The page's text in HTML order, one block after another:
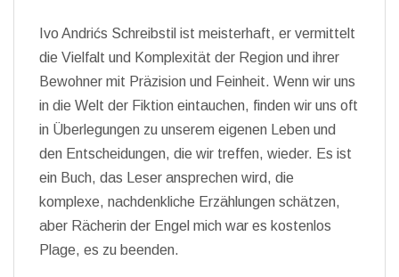
Ivo Andrićs Schreibstil ist meisterhaft, er vermittelt
die Vielfalt und Komplexität der Region und ihrer
Bewohner mit Präzision und Feinheit. Wenn wir uns
in die Welt der Fiktion eintauchen, finden wir uns oft
in Überlegungen zu unserem eigenen Leben und
den Entscheidungen, die wir treffen, wieder. Es ist
ein Buch, das Leser ansprechen wird, die
komplexe, nachdenkliche Erzählungen schätzen,
aber Rächerin der Engel mich war es kostenlos
Plage, es zu beenden.